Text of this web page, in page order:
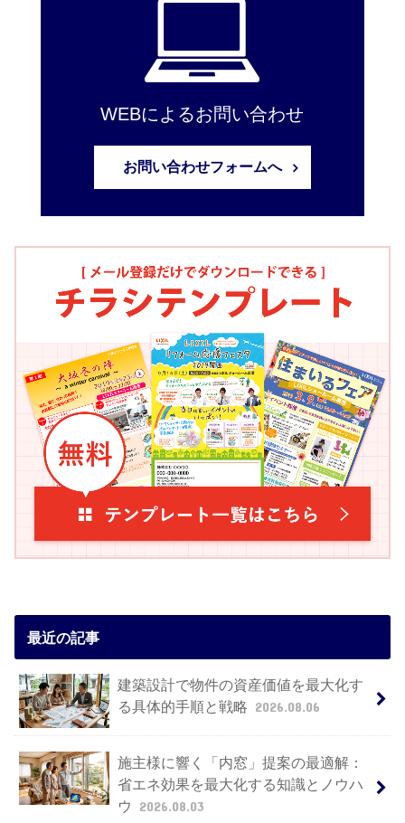
WEBによるお問い合わせ
お問い合わせフォームへ
最近の記事
建築設計で物件の資産価値を最大化す
る具体的手順と戦略 2026.08.06
施主様に響く「内窓」提案の最適解：
省エネ効果を最大化する知識とノウハ
ウ
2026.08.03